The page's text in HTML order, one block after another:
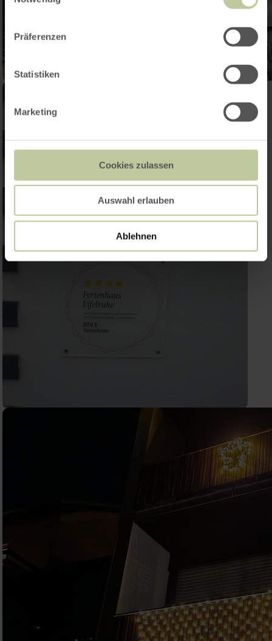
Präferenzen
Statistiken
Marketing
Cookies zulassen
Auswahl erlauben
Ablehnen